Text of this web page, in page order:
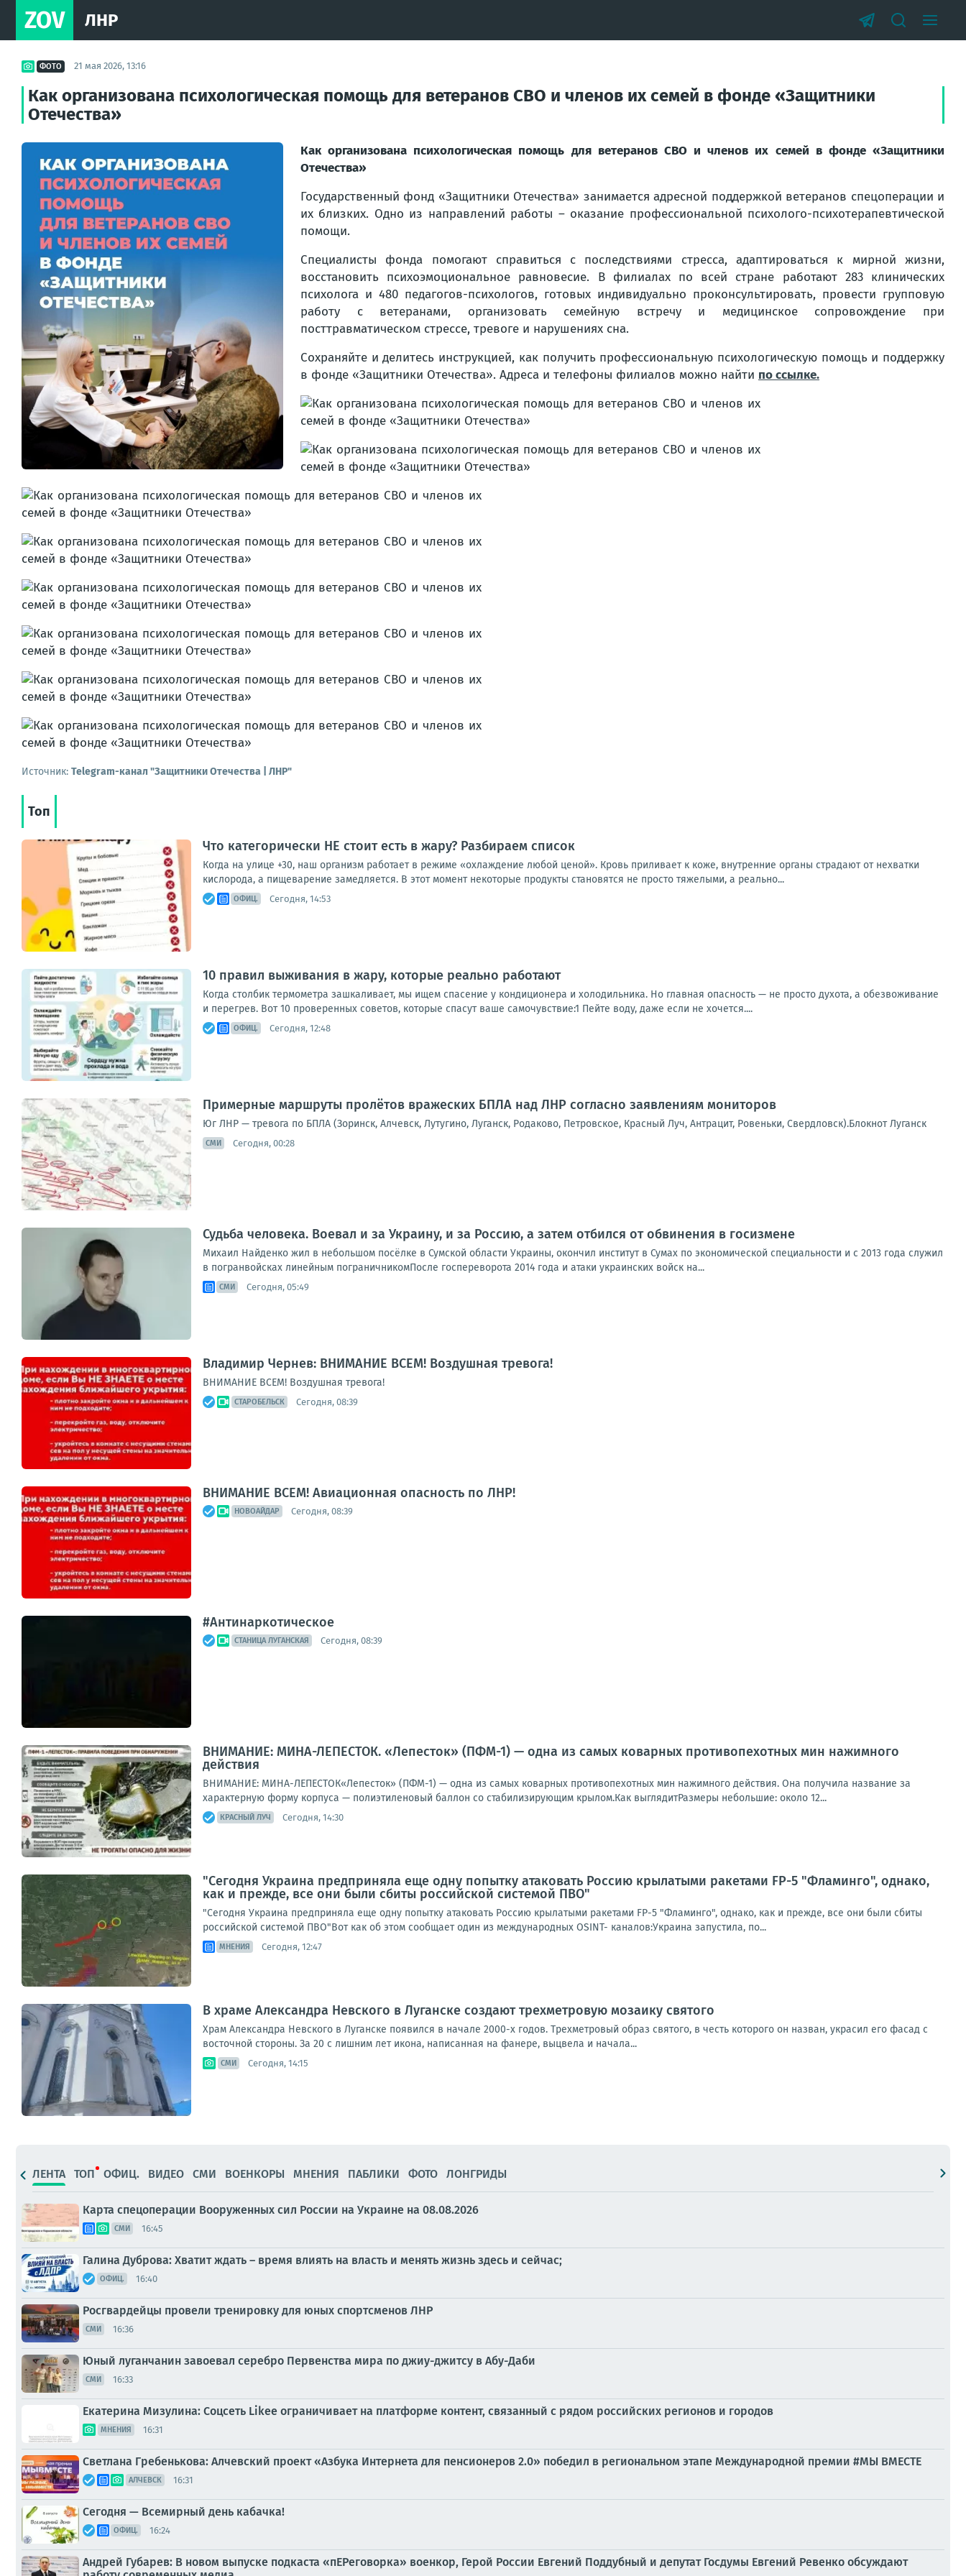
ZOV ЛНР
ФОТО 21 мая 2026, 13:16
Как организована психологическая помощь для ветеранов СВО и членов их семей в фонде «Защитники
Отечества»
Как организована психологическая помощь для ветеранов СВО и членов их семей в фонде «Защитники
Отечества»
Государственный фонд «Защитники Отечества» занимается адресной поддержкой ветеранов спецоперации и
их близких. Одно из направлений работы – оказание профессиональной психолого-психотерапевтической
помощи.
Специалисты фонда помогают справиться с последствиями стресса, адаптироваться к мирной жизни,
восстановить психоэмоциональное равновесие. В филиалах по всей стране работают 283 клинических
психолога и 480 педагогов-психологов, готовых индивидуально проконсультировать, провести групповую
работу с ветеранами, организовать семейную встречу и медицинское сопровождение при
посттравматическом стрессе, тревоге и нарушениях сна.
Сохраняйте и делитесь инструкцией, как получить профессиональную психологическую помощь и поддержку
в фонде «Защитники Отечества». Адреса и телефоны филиалов можно найти по ссылке.
Источник: Telegram-канал "Защитники Отечества | ЛНР"
Топ
Что категорически НЕ стоит есть в жару? Разбираем список
Когда на улице +30, наш организм работает в режиме «охлаждение любой ценой». Кровь приливает к коже, внутренние органы страдают от нехватки
кислорода, а пищеварение замедляется. В этот момент некоторые продукты становятся не просто тяжелыми, а реально...
ОФИЦ. Сегодня, 14:53
10 правил выживания в жару, которые реально работают
Когда столбик термометра зашкаливает, мы ищем спасение у кондиционера и холодильника. Но главная опасность — не просто духота, а обезвоживание
и перегрев. Вот 10 проверенных советов, которые спасут ваше самочувствие:1 Пейте воду, даже если не хочется....
ОФИЦ. Сегодня, 12:48
Примерные маршруты пролётов вражеских БПЛА над ЛНР согласно заявлениям мониторов
Юг ЛНР — тревога по БПЛА (Зоринск, Алчевск, Лутугино, Луганск, Родаково, Петровское, Красный Луч, Антрацит, Ровеньки, Свердловск).Блокнот Луганск
СМИ Сегодня, 00:28
Судьба человека. Воевал и за Украину, и за Россию, а затем отбился от обвинения в госизмене
Михаил Найденко жил в небольшом посёлке в Сумской области Украины, окончил институт в Сумах по экономической специальности и с 2013 года служил
в погранвойсках линейным пограничникомПосле госпереворота 2014 года и атаки украинских войск на...
СМИ Сегодня, 05:49
Владимир Чернев: ВНИМАНИЕ ВСЕМ! Воздушная тревога!
ВНИМАНИЕ ВСЕМ! Воздушная тревога!
СТАРОБЕЛЬСК Сегодня, 08:39
ВНИМАНИЕ ВСЕМ! Авиационная опасность по ЛНР!
НОВОАЙДАР Сегодня, 08:39
#Антинаркотическое
СТАНИЦА ЛУГАНСКАЯ Сегодня, 08:39
ВНИМАНИЕ: МИНА-ЛЕПЕСТОК. «Лепесток» (ПФМ-1) — одна из самых коварных противопехотных мин нажимного
действия
ВНИМАНИЕ: МИНА-ЛЕПЕСТОК«Лепесток» (ПФМ-1) — одна из самых коварных противопехотных мин нажимного действия. Она получила название за
характерную форму корпуса — полиэтиленовый баллон со стабилизирующим крылом.Как выглядитРазмеры небольшие: около 12...
КРАСНЫЙ ЛУЧ Сегодня, 14:30
"Сегодня Украина предприняла еще одну попытку атаковать Россию крылатыми ракетами FP-5 "Фламинго", однако,
как и прежде, все они были сбиты российской системой ПВО"
"Сегодня Украина предприняла еще одну попытку атаковать Россию крылатыми ракетами FP-5 "Фламинго", однако, как и прежде, все они были сбиты
российской системой ПВО"Вот как об этом сообщает один из международных OSINT- каналов:Украина запустила, по...
МНЕНИЯ Сегодня, 12:47
В храме Александра Невского в Луганске создают трехметровую мозаику святого
Храм Александра Невского в Луганске появился в начале 2000-х годов. Трехметровый образ святого, в честь которого он назван, украсил его фасад с
восточной стороны. За 20 с лишним лет икона, написанная на фанере, выцвела и начала...
СМИ Сегодня, 14:15
ЛЕНТА ТОП ОФИЦ. ВИДЕО СМИ ВОЕНКОРЫ МНЕНИЯ ПАБЛИКИ ФОТО ЛОНГРИДЫ
Карта спецоперации Вооруженных сил России на Украине на 08.08.2026
СМИ 16:45
Галина Дуброва: Хватит ждать – время влиять на власть и менять жизнь здесь и сейчас;
ОФИЦ. 16:40
Росгвардейцы провели тренировку для юных спортсменов ЛНР
СМИ 16:36
Юный луганчанин завоевал серебро Первенства мира по джиу-джитсу в Абу-Даби
СМИ 16:33
Екатерина Мизулина: Соцсеть Likee ограничивает на платформе контент, связанный с рядом российских регионов и городов
МНЕНИЯ 16:31
Светлана Гребенькова: Алчевский проект «Азбука Интернета для пенсионеров 2.0» победил в региональном этапе Международной премии #МЫ ВМЕСТЕ
АЛЧЕВСК 16:31
Сегодня — Всемирный день кабачка!
ОФИЦ. 16:24
Андрей Губарев: В новом выпуске подкаста «пЕРеговорка» военкор, Герой России Евгений Поддубный и депутат Госдумы Евгений Ревенко обсуждают